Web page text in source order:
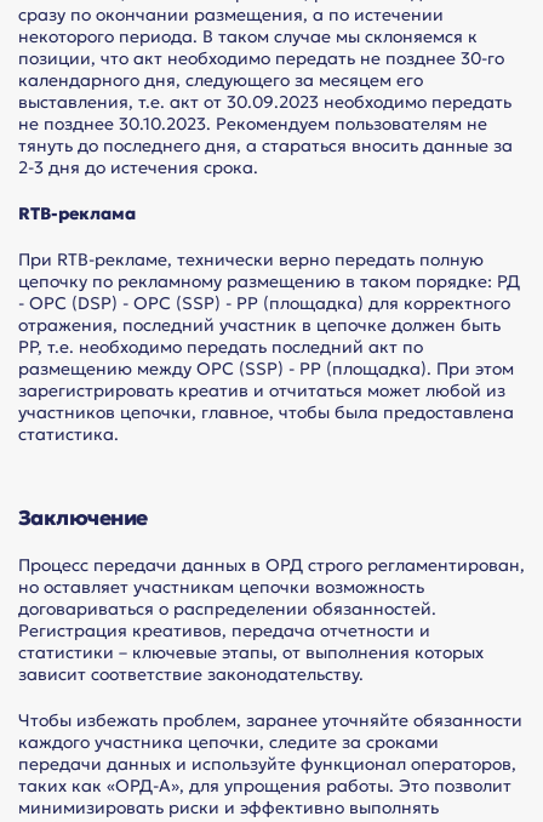
сразу по окончании размещения, а по истечении
некоторого периода. В таком случае мы склоняемся к
позиции, что акт необходимо передать не позднее 30-го
календарного дня, следующего за месяцем его
выставления, т.е. акт от 30.09.2023 необходимо передать
не позднее 30.10.2023. Рекомендуем пользователям не
тянуть до последнего дня, а стараться вносить данные за
2-3 дня до истечения срока.
RTB-реклама
При RTB-рекламе, технически верно передать полную
цепочку по рекламному размещению в таком порядке: РД
- ОРС (DSP) - ОРС (SSP) - РР (площадка) для корректного
отражения, последний участник в цепочке должен быть
РР, т.е. необходимо передать последний акт по
размещению между ОРС (SSP) - РР (площадка). При этом
зарегистрировать креатив и отчитаться может любой из
участников цепочки, главное, чтобы была предоставлена
статистика.
Заключение
Процесс передачи данных в ОРД строго регламентирован,
но оставляет участникам цепочки возможность
договариваться о распределении обязанностей.
Регистрация креативов, передача отчетности и
статистики – ключевые этапы, от выполнения которых
зависит соответствие законодательству.
Чтобы избежать проблем, заранее уточняйте обязанности
каждого участника цепочки, следите за сроками
передачи данных и используйте функционал операторов,
таких как «ОРД-А», для упрощения работы. Это позволит
минимизировать риски и эффективно выполнять